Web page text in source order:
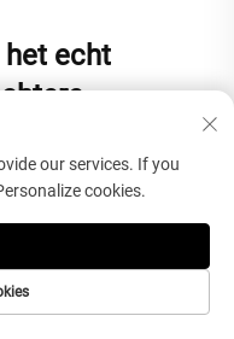
het echt
zijn. Sommige
die op elkaar lijken,
wordt omschreven,
de leverancier
voor de toepassing
our services. If you
cookies.